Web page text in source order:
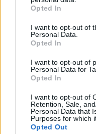
grant or deny consent
use your data for below
consent section.
Opted In
I want to opt-out of
Personal Data.
Opted In
I want to opt-out of
Personal Data for
Opted In
I want to opt-out of
Retention, Sale,
Personal Data that
Purposes for which
Opted Out